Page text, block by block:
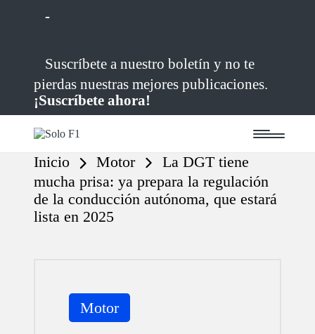
-
Suscríbete a nuestro boletín y no te
pierdas nuestras mejores publicaciones.
¡Suscríbete ahora!
S
o
F
1
Para
de
F1
Inicio Motor
La DGT tiene
mucha prisa: ya prepara la regulación
de la conducción autónoma, que estará
lista en 2025
Publicada
en
Motor